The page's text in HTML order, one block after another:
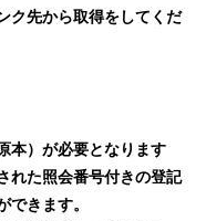
ク先から取得をしてくだ
本）が必要となります
れた照会番号付きの登記
きます。